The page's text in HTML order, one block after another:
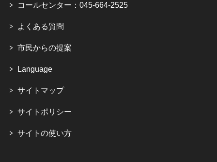
コールセンター：045-664-2525
よくある質問
市民からの提案
Language
サイトマップ
サイトポリシー
サイトの使い方